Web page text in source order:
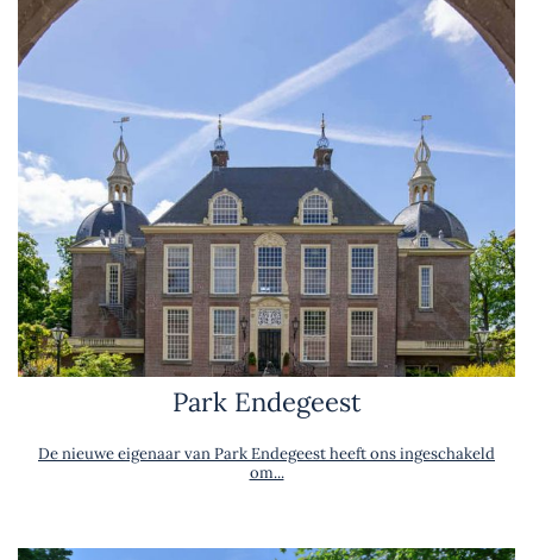
Park Endegeest
De nieuwe eigenaar van Park Endegeest heeft ons ingeschakeld
om...